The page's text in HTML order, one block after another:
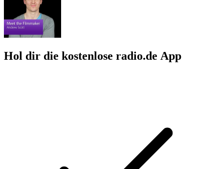
Hol dir die kostenlose radio.de App